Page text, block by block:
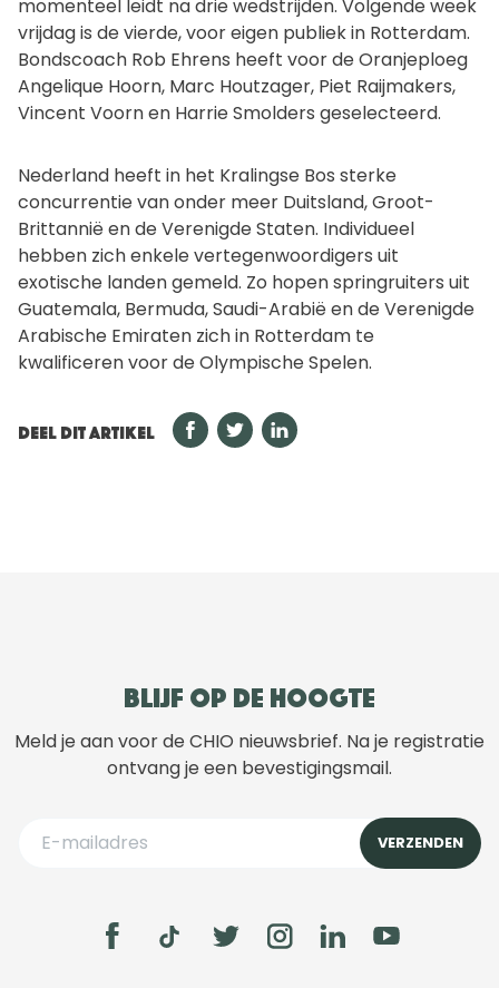
momenteel leidt na drie wedstrijden. Volgende week
vrijdag is de vierde, voor eigen publiek in Rotterdam.
Bondscoach Rob Ehrens heeft voor de Oranjeploeg
Angelique Hoorn, Marc Houtzager, Piet Raijmakers,
Vincent Voorn en Harrie Smolders geselecteerd.
Nederland heeft in het Kralingse Bos sterke
concurrentie van onder meer Duitsland, Groot-
Brittannië en de Verenigde Staten. Individueel
hebben zich enkele vertegenwoordigers uit
exotische landen gemeld. Zo hopen springruiters uit
Guatemala, Bermuda, Saudi-Arabië en de Verenigde
Arabische Emiraten zich in Rotterdam te
kwalificeren voor de Olympische Spelen.
DEEL DIT ARTIKEL
Blijf op de hoogte
Meld je aan voor de CHIO nieuwsbrief. Na je registratie
ontvang je een bevestigingsmail.